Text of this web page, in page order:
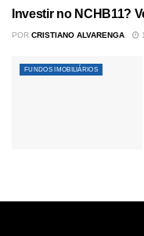
FUNDOS IMOBILIÁRIOS
Investir no NCHB11?
POR CRISTIANO ALVARENGA
FUNDOS IMOBILIÁRIOS